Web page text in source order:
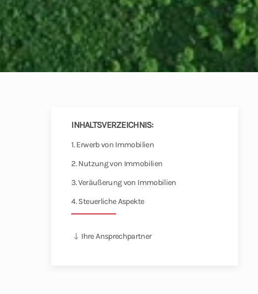
INHALTSVERZEICHNIS:
1. Erwerb von Immobilien
2. Nutzung von Immobilien
3. Veräußerung von Immobilien
4. Steuerliche Aspekte
Ihre Ansprechpartner